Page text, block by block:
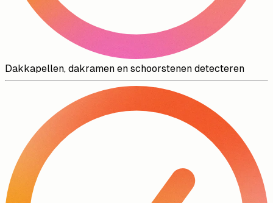
Dakkapellen, dakramen en schoorstenen detecteren